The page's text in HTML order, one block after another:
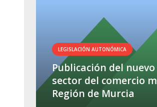
LEGISLACIÓN AUTONÓMICA
Publicación del
sector del comercio
Región de Murcia